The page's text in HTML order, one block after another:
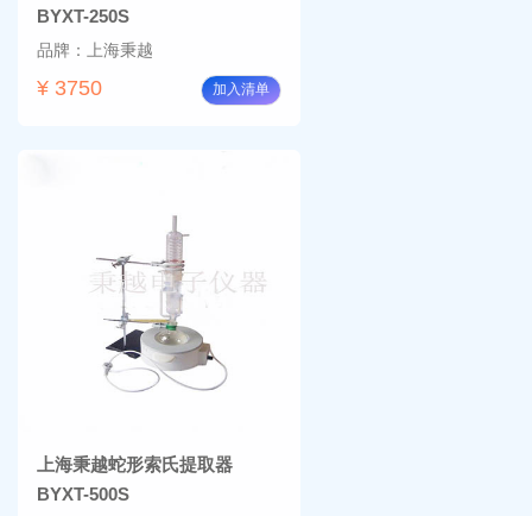
BYXT-250S
品牌：上海秉越
¥ 3750 加入清单
上海秉越蛇形索氏提取器
BYXT-500S